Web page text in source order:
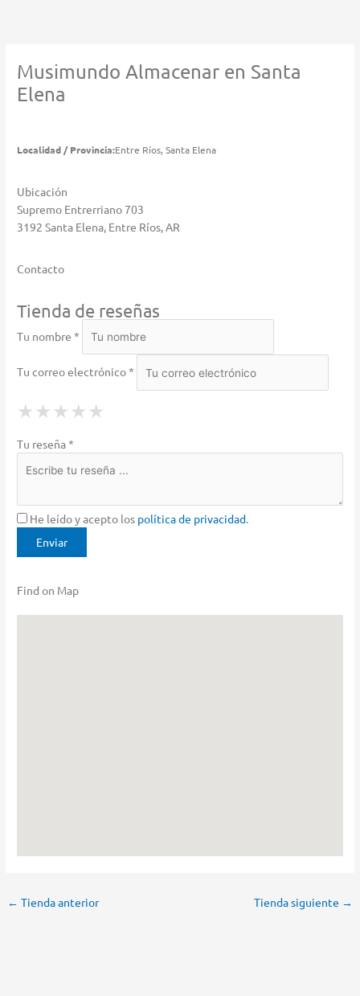
MusimundoAlmacenar en Santa
Elena
Localidad / Provincia:Entre Ríos, Santa Elena
Ubicación
Supremo Entrerriano 703
3192 Santa Elena, Entre Ríos, AR
Contacto
Tienda de reseñas
Tu nombre *
Tu correo electrónico *
★ 1 Star
★ ★ 2 Stars
★ ★ ★ 3 Stars
★ ★ ★ ★ 4 Stars
★ ★ ★ ★ ★
Tu reseña *
He leído y acepto los política de privacidad.
Find on Map
← Tienda anterior Tienda siguiente →